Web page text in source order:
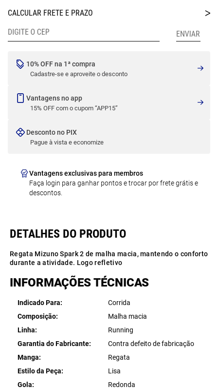
10% OFF na 1ª compra
Cadastre-se e aproveite o desconto
Vantagens no app
15% OFF com o cupom “APP15”
Desconto no PIX
Pague à vista e economize
Vantagens exclusivas para membros
Faça login para ganhar pontos e trocar por frete grátis e
descontos.
Regata Mizuno Spark 2 de malha macia, mantendo o conforto
durante a atividade. Logo refletivo
INFORMAÇÕES TÉCNICAS
Indicado Para
Corrida
Composição
Malha macia
Linha
Running
Garantia do Fabricante
Contra defeito de fabricação
Manga
Regata
Estilo da Peça
Lisa
Gola
Redonda